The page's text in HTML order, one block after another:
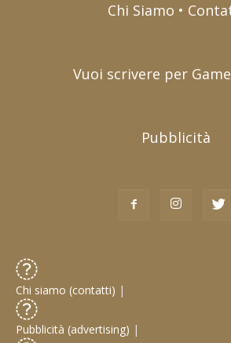
Chi Siamo •
Vuoi scrivere per
Pubblicità
Chi siamo (contatti) |
Pubblicità (advertising) |